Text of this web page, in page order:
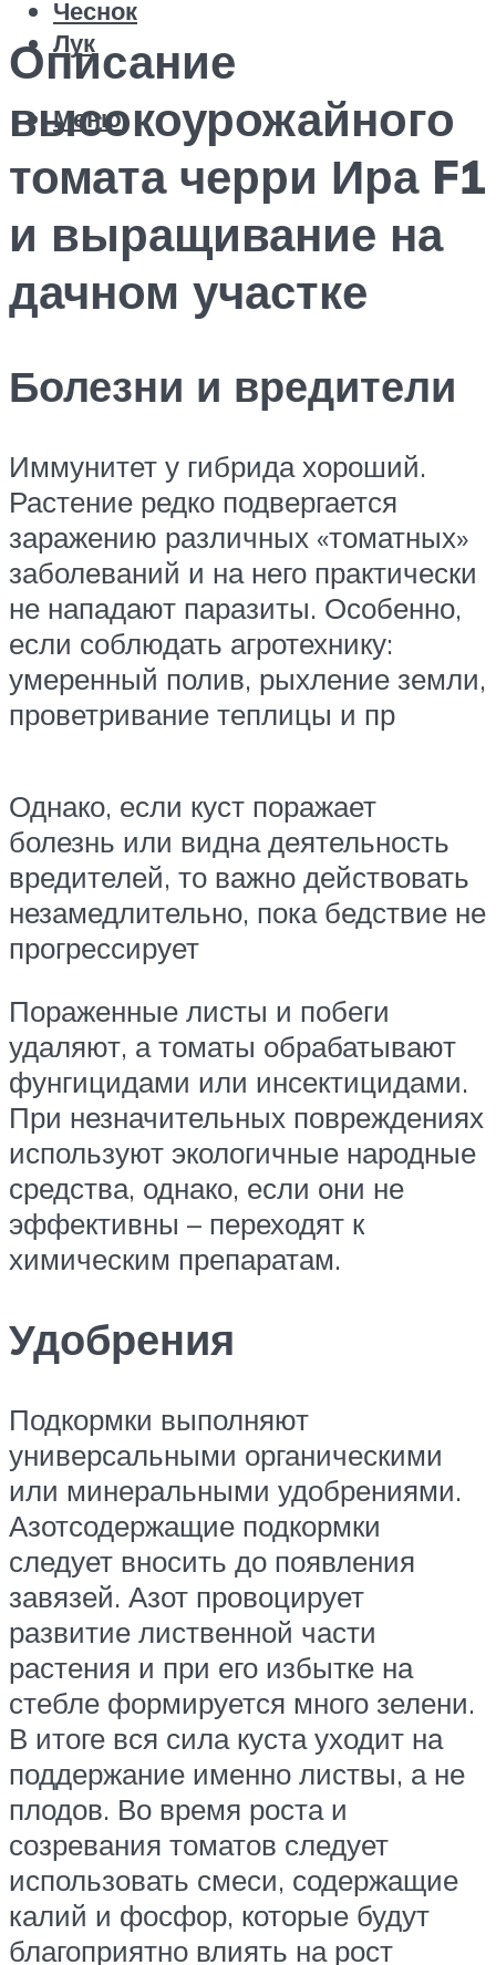
Чеснок
Лук
Меню
Описание
высокоурожайного
томата черри Ира F1
и выращивание на
дачном участке
Болезни и вредители
Иммунитет у гибрида хороший.
Растение редко подвергается
заражению различных «томатных»
заболеваний и на него практически
не нападают паразиты. Особенно,
если соблюдать агротехнику:
умеренный полив, рыхление земли,
проветривание теплицы и пр
Однако, если куст поражает
болезнь или видна деятельность
вредителей, то важно действовать
незамедлительно, пока бедствие не
прогрессирует
Пораженные листы и побеги
удаляют, а томаты обрабатывают
фунгицидами или инсектицидами.
При незначительных повреждениях
используют экологичные народные
средства, однако, если они не
эффективны – переходят к
химическим препаратам.
Удобрения
Подкормки выполняют
универсальными органическими
или минеральными удобрениями.
Азотсодержащие подкормки
следует вносить до появления
завязей. Азот провоцирует
развитие лиственной части
растения и при его избытке на
стебле формируется много зелени.
В итоге вся сила куста уходит на
поддержание именно листвы, а не
плодов. Во время роста и
созревания томатов следует
использовать смеси, содержащие
калий и фосфор, которые будут
благоприятно влиять на рост